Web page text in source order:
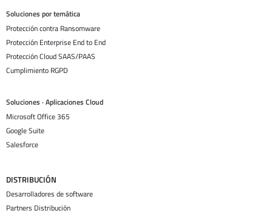
Soluciones por temática
Protección contra Ransomware
Protección Enterprise End to End
Protección Cloud SAAS/PAAS
Cumplimiento RGPD
Soluciones · Aplicaciones Cloud
Microsoft Office 365
Google Suite
Salesforce
DISTRIBUCIÓN
Desarrolladores de software
Partners Distribución